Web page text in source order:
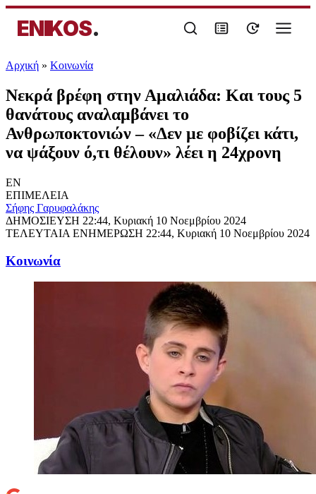
ENIKOS.
Αρχική » Κοινωνία
Νεκρά βρέφη στην Αμαλιάδα: Και τους 5
θανάτους αναλαμβάνει το
Ανθρωποκτονιών – «Δεν με φοβίζει κάτι,
να ψάξουν ό,τι θέλουν» λέει η 24χρονη
EN
ΕΠΙΜΕΛΕΙΑ
Σήφης Γαρυφαλάκης
ΔΗΜΟΣΙΕΥΣΗ 22:44, Κυριακή 10 Νοεμβρίου 2024
ΤΕΛΕΥΤΑΙΑ ΕΝΗΜΕΡΩΣΗ 22:44, Κυριακή 10 Νοεμβρίου 2024
Κοινωνία